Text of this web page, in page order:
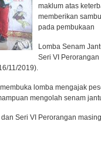
maklum atas
memberikan
pada pembukaan
Lomba Senam
Seri VI
11/2019).
lomba mengajak
mengolah senam
Seri VI Perorangan